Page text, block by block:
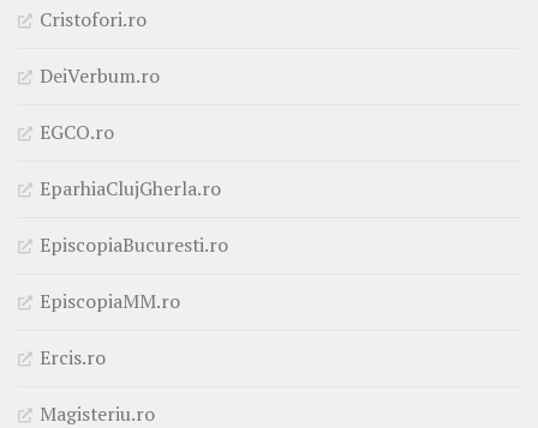
Cristofori.ro
DeiVerbum.ro
EGCO.ro
EparhiaClujGherla.ro
EpiscopiaBucuresti.ro
EpiscopiaMM.ro
Ercis.ro
Magisteriu.ro